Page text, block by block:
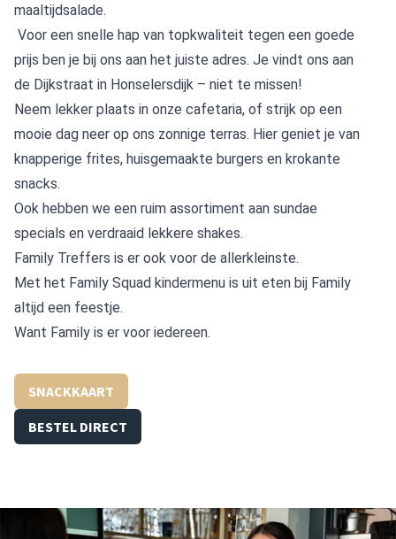
maaltijdsalade.
Voor een snelle hap van topkwaliteit tegen een goede
prijs ben je bij ons aan het juiste adres. Je vindt ons aan
de Dijkstraat in Honselersdijk – niet te missen!
Neem lekker plaats in onze cafetaria, of strijk op een
mooie dag neer op ons zonnige terras. Hier geniet je van
knapperige frites, huisgemaakte burgers en krokante
snacks.
Ook hebben we een ruim assortiment aan sundae
specials en verdraaid lekkere shakes.
Family Treffers is er ook voor de allerkleinste.
Met het Family Squad kindermenu is uit eten bij Family
altijd een feestje.
Want Family is er voor iedereen.
SNACKKAART
BESTEL DIRECT